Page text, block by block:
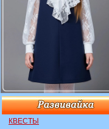
КВЕСТЫ